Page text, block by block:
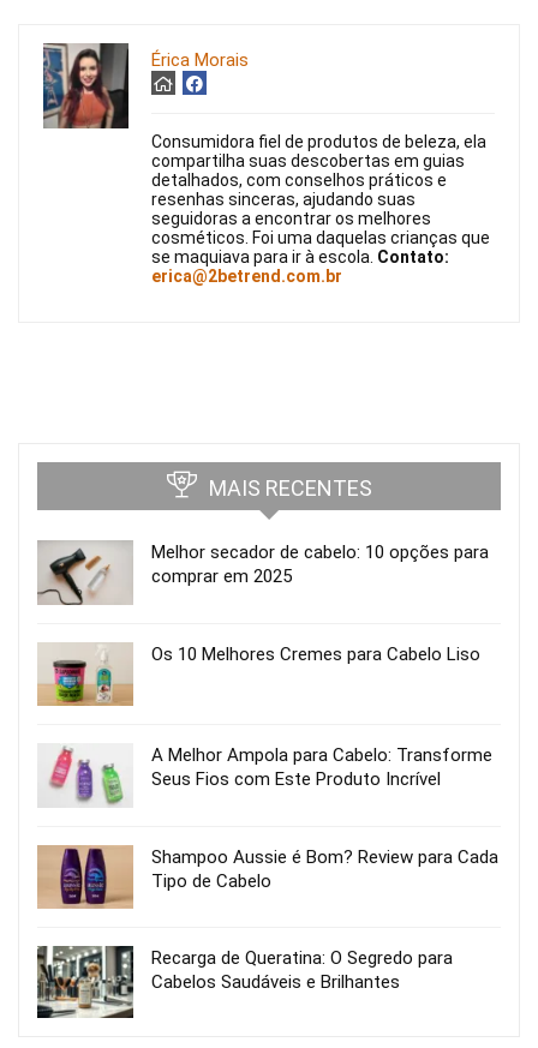
Érica Morais
Consumidora fiel de produtos de beleza, ela
compartilha suas descobertas em guias
detalhados, com conselhos práticos e
resenhas sinceras, ajudando suas
seguidoras a encontrar os melhores
cosméticos. Foi uma daquelas crianças que
se maquiava para ir à escola. Contato:
erica@2betrend.com.br
MAIS RECENTES
Melhor secador de cabelo: 10 opções para
comprar em 2025
Os 10 Melhores Cremes para Cabelo Liso
A Melhor Ampola para Cabelo: Transforme
Seus Fios com Este Produto Incrível
Shampoo Aussie é Bom? Review para Cada
Tipo de Cabelo
Recarga de Queratina: O Segredo para
Cabelos Saudáveis e Brilhantes